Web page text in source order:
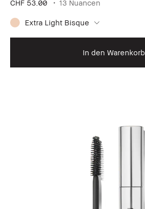
CHF 53.00 13 Nuancen
Extra Light Bisque
In den Warenkorb